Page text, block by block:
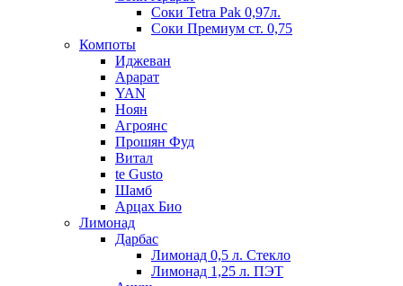
Соки Tetra Pak 0,97л.
Соки Премиум ст. 0,75
Компоты
Иджеван
Арарат
YAN
Ноян
Агроянс
Прошян Фуд
Витал
te Gusto
Шамб
Арцах Био
Лимонад
Дарбас
Лимонад 0,5 л. Стекло
Лимонад 1,25 л. ПЭТ